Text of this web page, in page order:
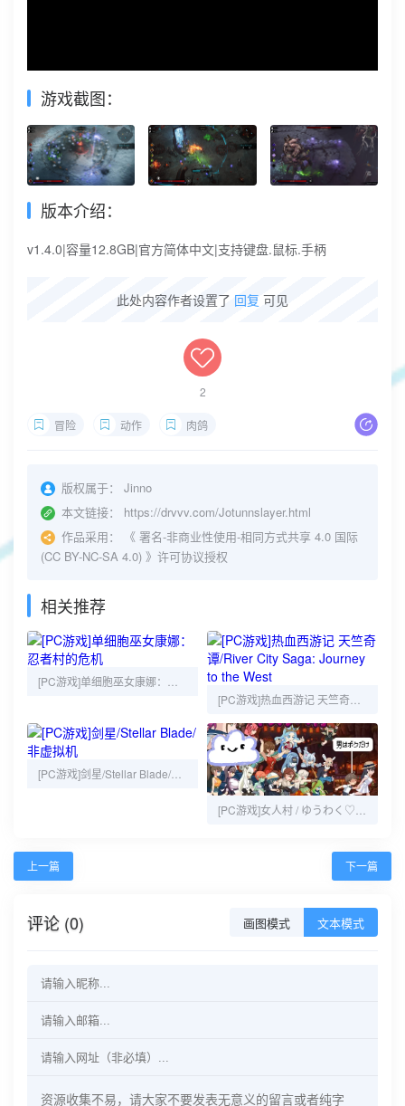
游戏截图：
版本介绍：
v1.4.0|容量12.8GB|官方简体中文|支持键盘.鼠标.手柄
此处内容作者设置了 回复 可见
2
冒险 动作 肉鸽
版权属于：
Jinno
本文链接：
https://drvvv.com/Jotunnslayer.html
作品采用：
《 署名-非商业性使用-相同方式共享 4.0 国际
(CC BY-NC-SA 4.0) 》许可协议授权
相关推荐
[PC游戏]单细胞巫女康娜：忍者村的危机
[PC游戏]热血西游记 天竺奇谭/River City Saga: Journey to the West
[PC游戏]剑星/Stellar Blade/非虚拟机
[PC游戏]女人村 / ゆうわく♡ドスケベ村
上一篇 下一篇
评论 (0) 画图模式 文本模式